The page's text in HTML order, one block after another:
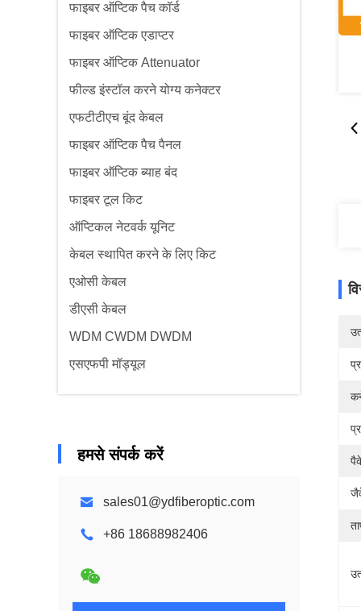
फाइबर ऑप्टिक पैच कॉर्ड
फाइबर ऑप्टिक एडाप्टर
फाइबर ऑप्टिक Attenuator
फील्ड इंस्टॉल करने योग्य कनेक्टर
एफटीटीएच बूंद केबल
फाइबर ऑप्टिक पैच पैनल
फाइबर ऑप्टिक ब्याह बंद
फाइबर टूल किट
ऑप्टिकल नेटवर्क यूनिट
केबल स्थापित करने के लिए किट
एओसी केबल
डीएसी केबल
WDM CWDM DWDM
एसएफपी मॉड्यूल
हमसे संपर्क करें
sales01@ydfiberoptic.com
+86 18688982406